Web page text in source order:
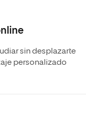
sin desplazarte
personalizado